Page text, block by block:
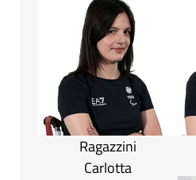
Ragazzini
Carlotta